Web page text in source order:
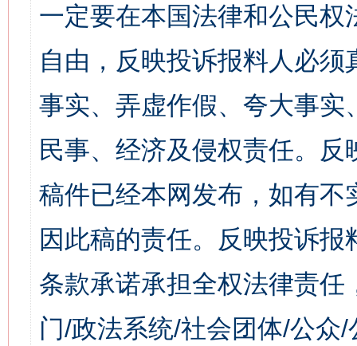
一定要在本国法律和公民
自由，反映投诉报料人必
事实、弄虚作假、夸大事
民事、经济及侵权责任。
稿件已经本网发布，如有
因此稿的责任。反映投诉
条款承诺承担全权法律责
门/政法系统/社会团体/公众